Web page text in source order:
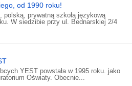
od 1990 roku!
polską, prywatną szkołą językową
W siedzibie przy ul. Bednarskiej 2/4
YEST powstała w 1995 roku. jako
Oświaty. Obecnie...